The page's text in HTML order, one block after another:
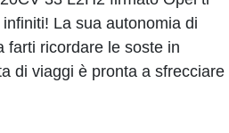
La sua autonomia di
farti ricordare le soste in
di viaggi è pronta a sfrecciare